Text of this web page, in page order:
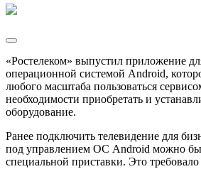
«Ростелеком» выпустил приложение
операционной системой Android,
любого масштаба пользоваться
необходимости приобретать и
оборудование.
Ранее подключить телевидение для
под управлением ОС Android можно
специальной приставки. Это требовало